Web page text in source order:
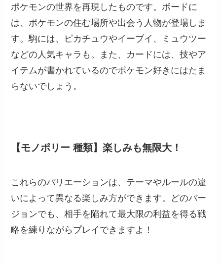
ポケモンの世界を再現したものです。ボードに
は、ポケモンの住む場所や出会う人物が登場しま
す。駒には、ピカチュウやイーブイ、ミュウツー
などの人気キャラも。また、カードには、技やア
イテムが書かれているのでポケモン好きにはたま
らないでしょう。
【モノポリー 種類】楽しみも無限大！
これらのバリエーションは、テーマやルールの違
いによって異なる楽しみ方ができます。どのバー
ジョンでも、相手を陥れて最大限の利益を得る戦
略を練りながらプレイできますよ！